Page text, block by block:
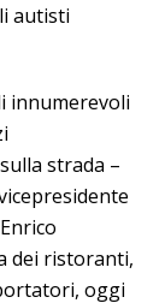
autisti
innumerevoli
strada –
dei ristoranti,
oggi